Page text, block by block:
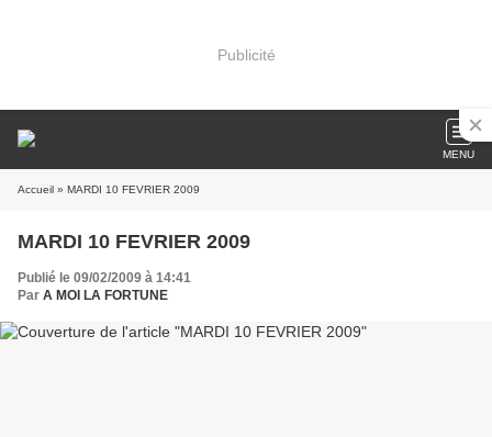
Publicité
MENU
Accueil » MARDI 10 FEVRIER 2009
MARDI 10 FEVRIER 2009
Publié le 09/02/2009 à 14:41
Par A MOI LA FORTUNE